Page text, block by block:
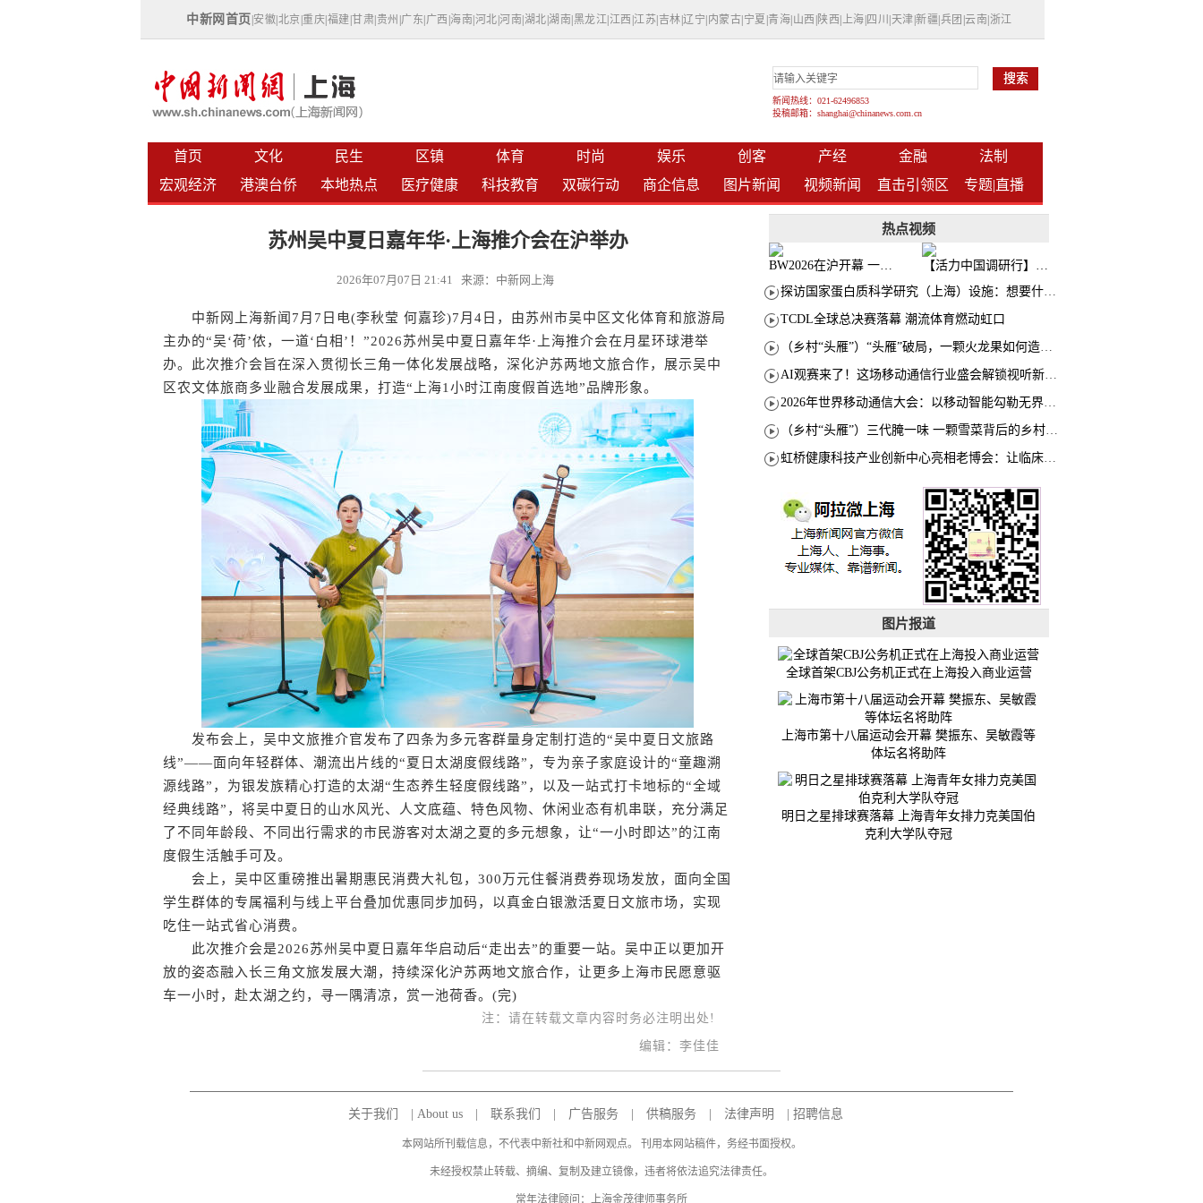
中新网首页 安徽 北京 |重庆 福建 |甘肃 贵州 广东 广西 海南 河北 |河南 湖北 |湖南 黑龙江 江西 江苏 吉林 |辽宁 内蒙古 宁夏 青海 山西 陕西 上海 四川 天津 |新疆 兵团 |云南 浙江
新闻热线：021-62496853
投稿邮箱：shanghai@chinanews.com.cn
首页 文化 民生 区镇 体育 时尚 娱乐 创客 产经 金融
法制
宏观经济
港澳台侨 本地热点 医疗健康 科技教育 双碳行动 商企信息 图片新闻 视频新闻 直击引领区 专题|直播
苏州吴中夏日嘉年华·上海推介会在沪举办
2026年07月07日 21:41 来源：中新网上海
中新网上海新闻7月7日电(李秋莹 何嘉珍)7月4日，由苏州市吴中区文化体育和旅游局
主办的“吴‘荷’侬，一道‘白相’！”2026苏州吴中夏日嘉年华·上海推介会在月星环球港举
办。此次推介会旨在深入贯彻长三角一体化发展战略，深化沪苏两地文旅合作，展示吴中
区农文体旅商多业融合发展成果，打造“上海1小时江南度假首选地”品牌形象。
发布会上，吴中文旅推介官发布了四条为多元客群量身定制打造的“吴中夏日文旅路
线”——面向年轻群体、潮流出片线的“夏日太湖度假线路”，专为亲子家庭设计的“童趣溯
源线路”，为银发族精心打造的太湖“生态养生轻度假线路”，以及一站式打卡地标的“全域
经典线路”，将吴中夏日的山水风光、人文底蕴、特色风物、休闲业态有机串联，充分满足
了不同年龄段、不同出行需求的市民游客对太湖之夏的多元想象，让“一小时即达”的江南
度假生活触手可及。
会上，吴中区重磅推出暑期惠民消费大礼包，300万元住餐消费券现场发放，面向全国
学生群体的专属福利与线上平台叠加优惠同步加码，以真金白银激活夏日文旅市场，实现
吃住一站式省心消费。
此次推介会是2026苏州吴中夏日嘉年华启动后“走出去”的重要一站。吴中正以更加开
放的姿态融入长三角文旅发展大潮，持续深化沪苏两地文旅合作，让更多上海市民愿意驱
车一小时，赴太湖之约，寻一隅清凉，赏一池荷香。(完)
注：请在转载文章内容时务必注明出处!
编辑：李佳佳
热点视频
BW2026在沪开幕 一众次元品牌集中发布全新企划
【活力中国调研行】上海机器人研究院以技术标准撬动长三角智造协同
探访国家蛋白质科学研究（上海）设施：想要什么蛋白 AI直接设计合成
TCDL全球总决赛落幕 潮流体育燃动虹口
（乡村“头雁”）“头雁”破局，一颗火龙果如何造就沪上乡村特色产业化路径
AI观赛来了！这场移动通信行业盛会解锁视听新玩法
2026年世界移动通信大会：以移动智能勾勒无界普惠新愿景
（乡村“头雁”）三代腌一味 一颗雪菜背后的乡村致富经
虹桥健康科技产业创新中心亮相老博会：让临床“需求”定义银发经济新生态
图片报道
全球首架CBJ公务机正式在上海投入商业运营
上海市第十八届运动会开幕 樊振东、吴敏霞等
体坛名将助阵
明日之星排球赛落幕 上海青年女排力克美国伯
克利大学队夺冠
关于我们 About us| 联系我们 广告服务| 供稿服务| 法律声明 招聘信息
本网站所刊载信息，不代表中新社和中新网观点。 刊用本网站稿件，务经书面授权。
未经授权禁止转载、摘编、复制及建立镜像，违者将依法追究法律责任。
常年法律顾问：上海金茂律师事务所